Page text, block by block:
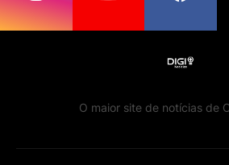
O maior site de notícias de